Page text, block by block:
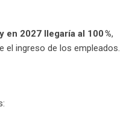
en 2027 llegaría al 100 %,
el ingreso de los empleados.